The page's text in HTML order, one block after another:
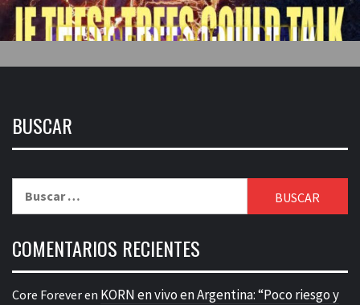
BUSCAR
COMENTARIOS RECIENTES
Core Foreveren KORN en vivo en Argentina: “Poco riesgo y